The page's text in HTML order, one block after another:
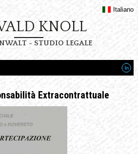
Italiano
KNOLL
- STUDIO LEGALE
Extracontrattuale